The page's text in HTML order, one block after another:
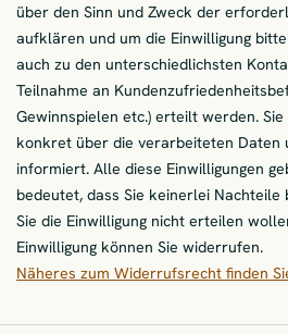
über den Sinn und Zweck der
aufklären und um die Einwilligung
auch zu den unterschiedlichsten
Teilnahme an
Gewinnspielen etc.) erteilt werden.
konkret über die verarbeiteten Daten
informiert. Alle diese Einwilligungen
bedeutet, dass Sie keinerlei
Sie die Einwilligung nicht erteilen
Einwilligung können Sie widerrufen.
Näheres zum Widerrufsrecht finden